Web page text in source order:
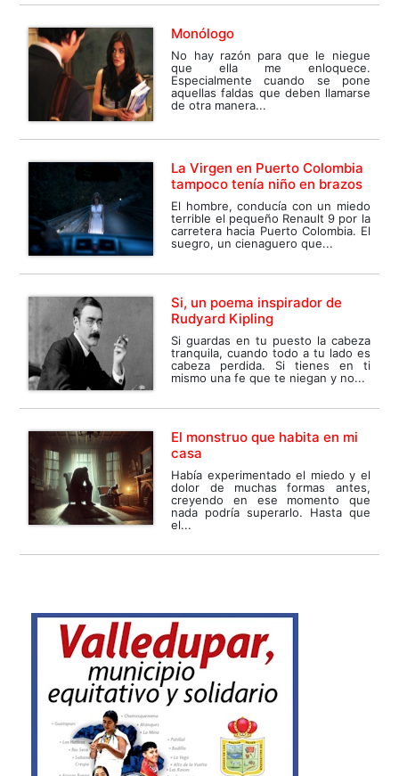
Monólogo
No hay razón para que le niegue
que ella me enloquece.
Especialmente cuando se pone
aquellas faldas que deben llamarse
de otra manera...
La Virgen en Puerto Colombia
tampoco tenía niño en brazos
El hombre, conducía con un miedo
terrible el pequeño Renault 9 por la
carretera hacia Puerto Colombia. El
suegro, un cienaguero que...
Si, un poema inspirador de
Rudyard Kipling
Si guardas en tu puesto la cabeza
tranquila, cuando todo a tu lado es
cabeza perdida. Si tienes en ti
mismo una fe que te niegan y no...
El monstruo que habita en mi
casa
Había experimentado el miedo y el
dolor de muchas formas antes,
creyendo en ese momento que
nada podría superarlo. Hasta que
el...